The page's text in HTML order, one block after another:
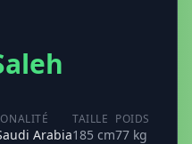
Arabia
TAILLE
185 cm
POIDS
77 kg